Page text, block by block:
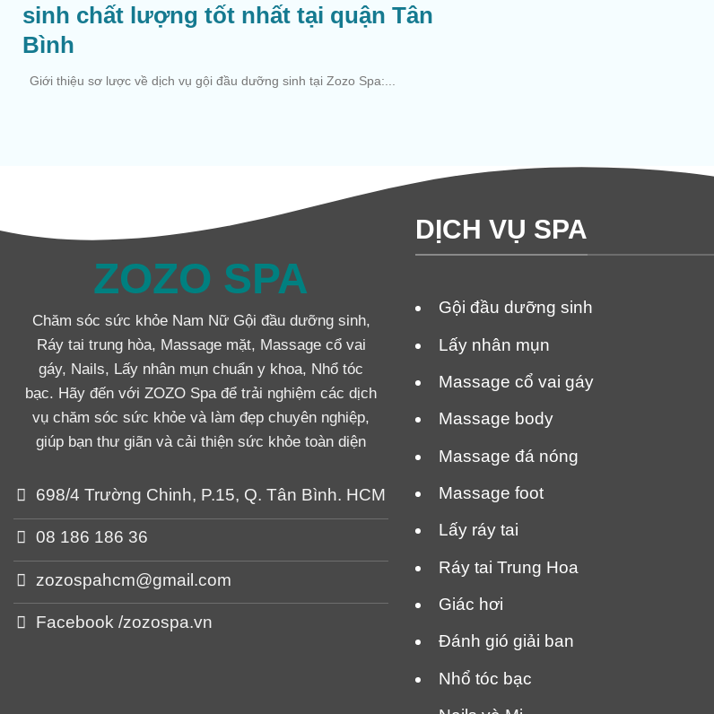
sinh chất lượng tốt nhất tại quận Tân
Bình
Giới thiệu sơ lược về dịch vụ gội đầu dưỡng sinh tại Zozo Spa:...
ZOZO SPA
Chăm sóc sức khỏe Nam Nữ Gội đầu dưỡng sinh,
Ráy tai trung hòa, Massage mặt, Massage cổ vai
gáy, Nails, Lấy nhân mụn chuẩn y khoa, Nhổ tóc
bạc. Hãy đến với ZOZO Spa để trải nghiệm các dịch
vụ chăm sóc sức khỏe và làm đẹp chuyên nghiệp,
giúp bạn thư giãn và cải thiện sức khỏe toàn diện
698/4 Trường Chinh, P.15, Q. Tân Bình. HCM
08 186 186 36
zozospahcm@gmail.com
Facebook /zozospa.vn
DỊCH VỤ SPA
Gội đầu dưỡng sinh
Lấy nhân mụn
Massage cổ vai gáy
Massage body
Massage đá nóng
Massage foot
Lấy ráy tai
Ráy tai Trung Hoa
Giác hơi
Đánh gió giải ban
Nhổ tóc bạc